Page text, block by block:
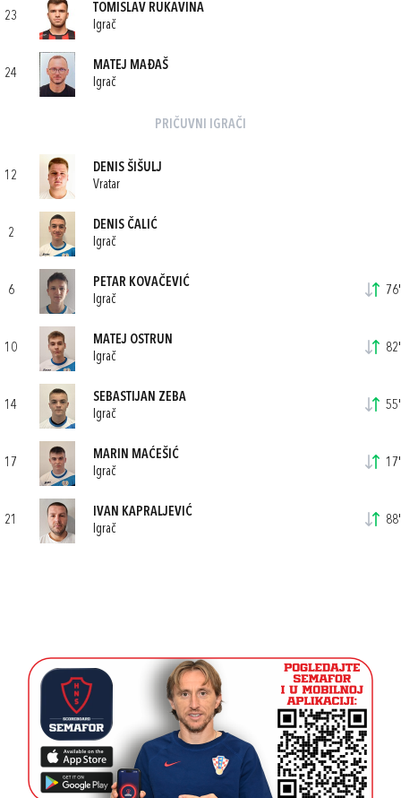
23
TOMISLAV RUKAVINA
Igrač
24
MATEJ MAĐAŠ
Igrač
PRIČUVNI IGRAČI
12
DENIS ŠIŠULJ
Vratar
2
DENIS ČALIĆ
Igrač
6
PETAR KOVAČEVIĆ
Igrač
76'
10
MATEJ OSTRUN
Igrač
82'
14
SEBASTIJAN ZEBA
Igrač
55'
17
MARIN MAĆEŠIĆ
Igrač
17'
21
IVAN KAPRALJEVIĆ
Igrač
88'